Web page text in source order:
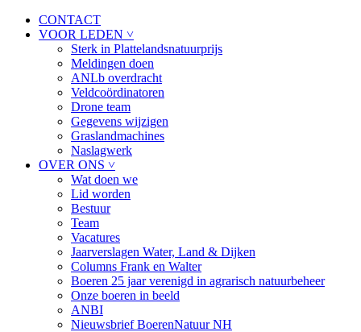
CONTACT
VOOR LEDEN ˅
Sterk in Plattelandsnatuurprijs
Meldingen doen
ANLb overdracht
Veldcoördinatoren
Drone team
Gegevens wijzigen
Graslandmachines
Naslagwerk
OVER ONS ˅
Wat doen we
Lid worden
Bestuur
Team
Vacatures
Jaarverslagen Water, Land & Dijken
Columns Frank en Walter
Boeren 25 jaar verenigd in agrarisch natuurbeheer
Onze boeren in beeld
ANBI
Nieuwsbrief BoerenNatuur NH